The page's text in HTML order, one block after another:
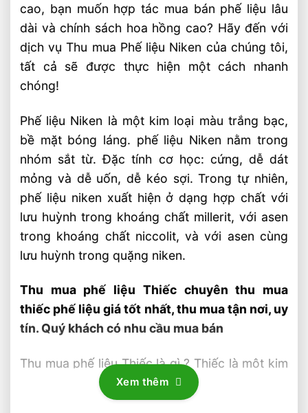
cao, bạn muốn hợp tác mua bán phế liệu lâu
dài và chính sách hoa hồng cao? Hãy đến với
dịch vụ Thu mua Phế liệu Niken của chúng tôi,
tất cả sẽ được thực hiện một cách nhanh
chóng!
Phế liệu Niken là một kim loại màu trắng bạc,
bề mặt bóng láng. phế liệu Niken nằm trong
nhóm sắt từ. Đặc tính cơ học: cứng, dễ dát
mỏng và dễ uốn, dễ kéo sợi. Trong tự nhiên,
phế liệu niken xuất hiện ở dạng hợp chất với
lưu huỳnh trong khoáng chất millerit, với asen
trong khoáng chất niccolit, và với asen cùng
lưu huỳnh trong quặng niken.
Thu mua phế liệu Thiếc chuyên thu mua
thiếc phế liệu giá tốt nhất, thu mua tận nơi, uy
tín. Quý khách có nhu cầu mua bán
Thu mua phế liệu Thiếc là gì ? Thiếc là một kim
loại màu trắng bạc, kết tinh cao, dễ uốn, dễ
dát mỏng. Khi một thanh thiếc bị bẻ cong, âm
Xem thêm